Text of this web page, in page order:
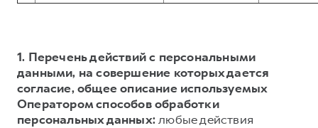
1. Перечень действий с персональными
данными, на совершение которых дается
согласие, общее описание используемых
Оператором способов обработки
персональных данных:любые действия